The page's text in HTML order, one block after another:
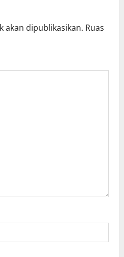
akan dipublikasikan. Ruas